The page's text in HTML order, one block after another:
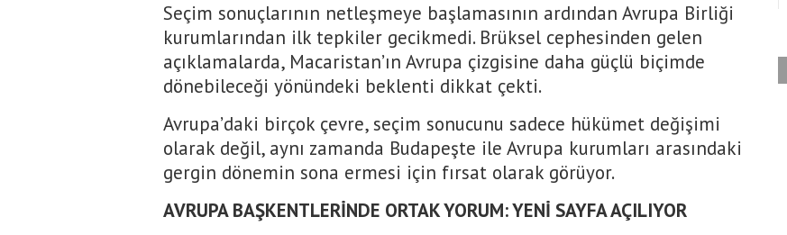
Seçim sonuçlarının netleşmeye başlamasının ardından Avrupa Birliği
kurumlarından ilk tepkiler gecikmedi. Brüksel cephesinden gelen
açıklamalarda, Macaristan’ın Avrupa çizgisine daha güçlü biçimde
dönebileceği yönündeki beklenti dikkat çekti.
Avrupa’daki birçok çevre, seçim sonucunu sadece hükümet değişimi
olarak değil, aynı zamanda Budapeşte ile Avrupa kurumları arasındaki
gergin dönemin sona ermesi için fırsat olarak görüyor.
AVRUPA BAŞKENTLERİNDE ORTAK YORUM: YENİ SAYFA AÇILIYOR